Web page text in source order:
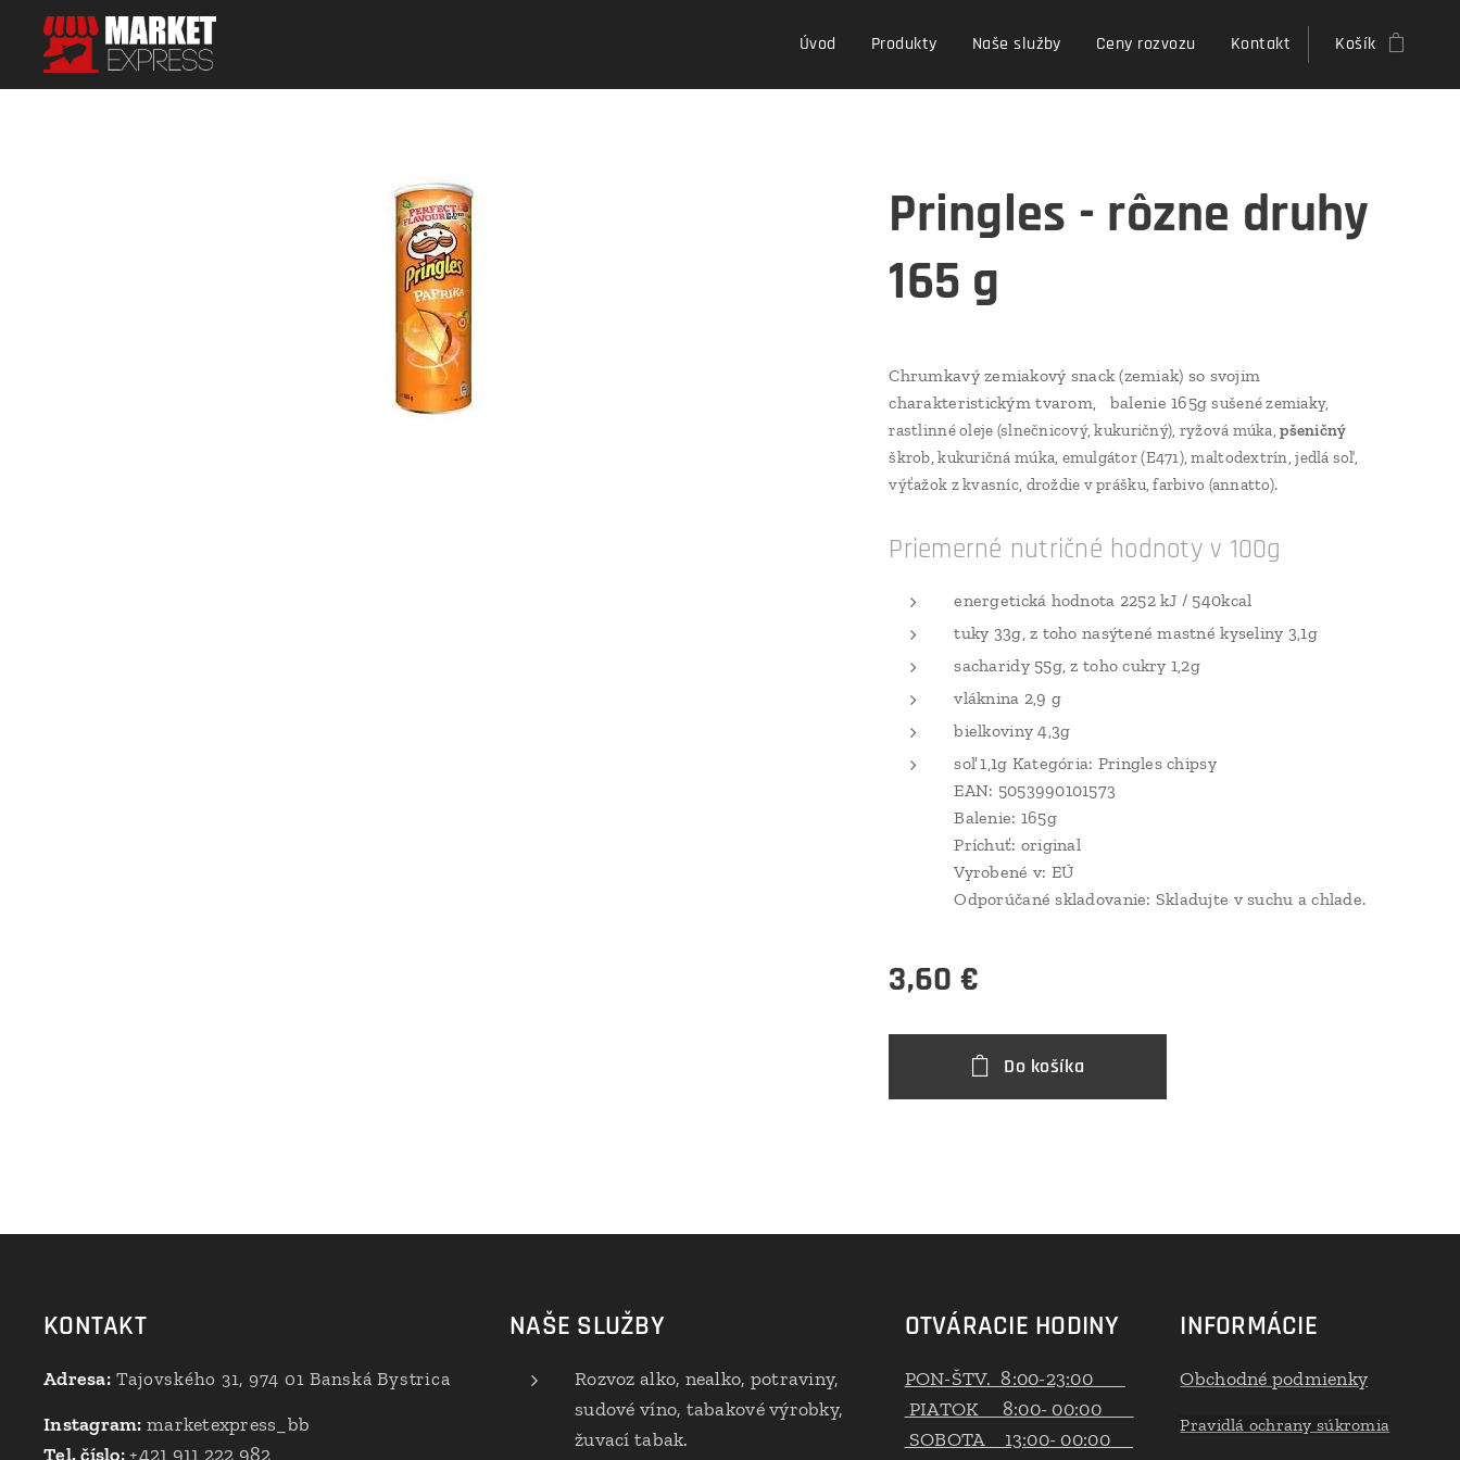
Úvod Produkty Naše služby Ceny rozvozu Kontakt Košík
Pringles - rôzne druhy
165 g
Chrumkavý zemiakový snack (zemiak) so svojim
charakteristickým tvarom, balenie 165gsušené zemiaky,
rastlinné oleje (slnečnicový, kukuričný), ryžová múka,pšeničný
škrob, kukuričná múka, emulgátor (E471), maltodextrín, jedlá soľ,
výťažok z kvasníc, droždie v prášku, farbivo (annatto).
Priemerné nutričné hodnoty v 100g
energetická hodnota 2252 kJ / 540kcal
tuky 33g, z toho nasýtené mastné kyseliny 3,1g
sacharidy 55g, z toho cukry 1,2g
vláknina 2,9 g
bielkoviny 4,3g
soľ 1,1g Kategória: Pringles chipsy
EAN: 5053990101573
Balenie: 165g
Príchuť: original
Vyrobené v: EÚ
Odporúčané skladovanie: Skladujte v suchu a chlade.
3,60 €
Do košíka
KONTAKT
Adresa:Tajovského 31, 974 01 Banská Bystrica
Instagram: marketexpress_bb
Tel. číslo:+421 911 222 982
NAŠE SLUŽBY
Rozvoz alko, nealko, potraviny,
sudové víno, tabakové výrobky,
žuvací tabak.
OTVÁRACIE HODINY
PON-ŠTV. 8:00-23:00
PIATOK 8:00- 00:00
SOBOTA 13:00- 00:00
INFORMÁCIE
Obchodné podmienky
Pravidlá ochrany súkromia